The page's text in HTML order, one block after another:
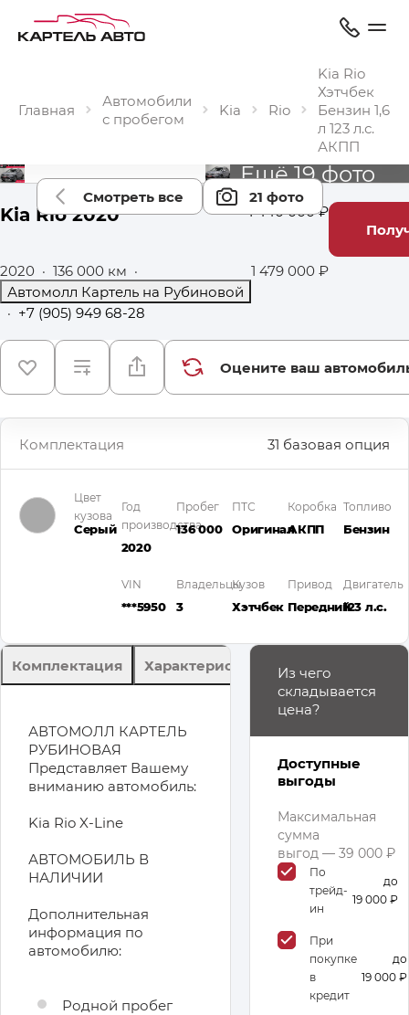
Главная
Автомобили
с пробегом
Kia Rio
Kia Rio
Хэтчбек
Бензин 1,6
л 123 л.с.
АКПП
Смотреть все 21 фото
Ещё 19 фото
Kia Rio 2020 1 440 000 ₽
2020 · 136 000 км ·
Автомолл Картель на Рубиновой
· +7 (905) 949 68-28
1 479 000 ₽
Оцените ваш
Комплектация 31 базовая опция
Цвет
кузова
Серый
Год
производства
2020
Пробег
136 000
ПТС
Оригинал
Коробка
АКПП
Топливо
Бензин
VIN
***5950
Владельцы
3
Кузов
Хэтчбек
Привод
Передний
Двигатель
123 л.с.
Комплектация Характеристики
АВТОМОЛЛ КАРТЕЛЬ
РУБИНОВАЯ
Представляет Вашему
вниманию автомобиль:
Kia Rio X-Line
АВТОМОБИЛЬ В
НАЛИЧИИ
Дополнительная
информация по
автомобилю:
Родной пробег
Из чего
складывается
цена?
Доступные
выгоды
Максимальная
сумма
выгод — 39 000 ₽
По
трейд-
ин
до
19 000 ₽
При
покупке
в
кредит
до
19 000 ₽